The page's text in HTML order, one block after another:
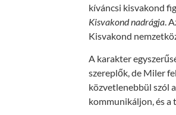
kíváncsi kisvakond
Kisvakond nadrágja .
Kisvakond
A karakter
szereplők, de Miler
közvetlenebbül szól
kommunikáljon, és